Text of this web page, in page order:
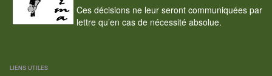
Ces décisions ne leur seront communiquées par
lettre qu’en cas de nécessité absolue.
LIENS UTILES